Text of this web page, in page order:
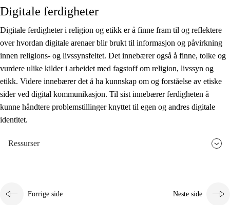
Digitale ferdigheter
Digitale ferdigheter i religion og etikk er å finne fram til og reflektere
over hvordan digitale arenaer blir brukt til informasjon og påvirkning
innen religions- og livssynsfeltet. Det innebærer også å finne, tolke og
vurdere ulike kilder i arbeidet med fagstoff om religion, livssyn og
etikk. Videre innebærer det å ha kunnskap om og forståelse av etiske
sider ved digital kommunikasjon. Til sist innebærer ferdigheten å
kunne håndtere problemstillinger knyttet til egen og andres digitale
identitet.
Ressurser
Forrige side Neste side